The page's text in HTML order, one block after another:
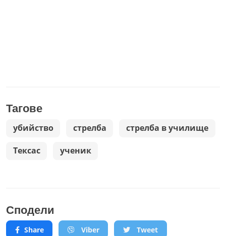
Тагове
убийство стрелба стрелба в училище
Тексас ученик
Сподели
Share Viber Tweet